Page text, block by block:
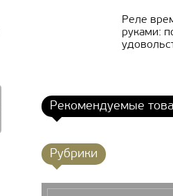
Реле
руками:
Рекомендуемые
Рубрики